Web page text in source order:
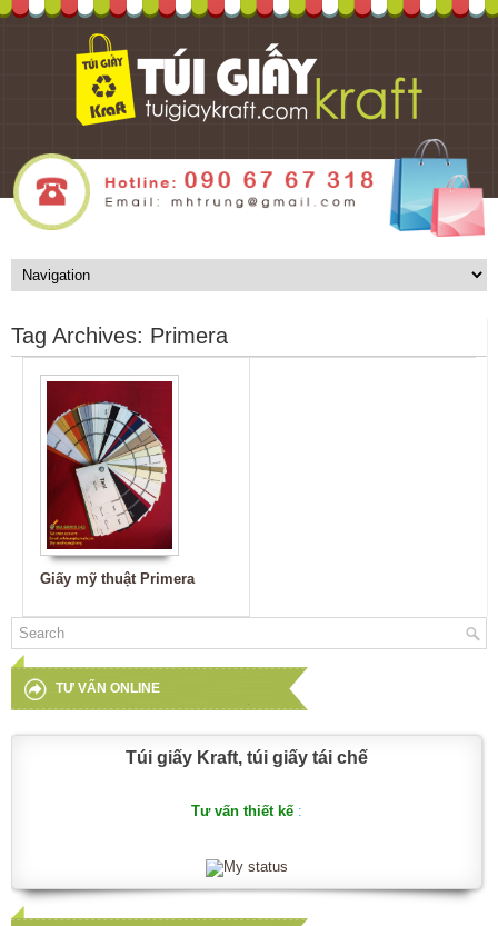
Tag Archives: Primera
Giấy mỹ thuật Primera
TƯ VẤN ONLINE
Túi giấy Kraft, túi giấy tái chế
Tư vấn thiết kế :